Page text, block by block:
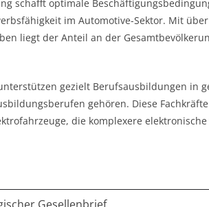
schafft optimale
im Automotive-Sektor. Mit
liegt der Anteil an der
gezielt Berufsausbildungen in
gehören. Diese
die komplexere elektronische